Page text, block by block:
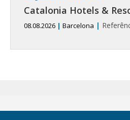
Catalonia Hotels &
08.08.2026 | Barcelona |